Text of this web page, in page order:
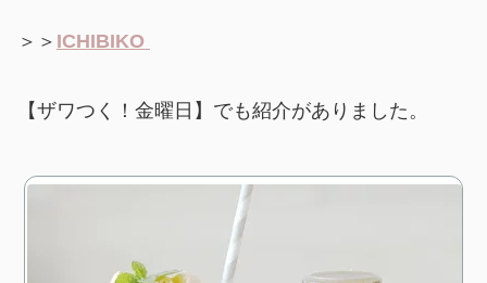
＞＞ ICHIBIKO
【ザワつく！金曜日】でも紹介がありました。